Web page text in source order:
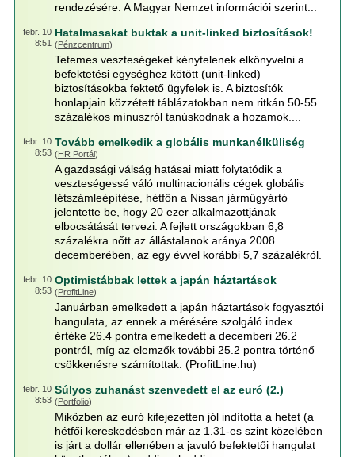
rendezésére. A Magyar Nemzet információi szerint...
febr. 10
8:51
Hatalmasakat buktak a unit-linked biztosítások!
(Pénzcentrum)
Tetemes veszteségeket kénytelenek elkönyvelni a
befektetési egységhez kötött (unit-linked)
biztosításokba fektető ügyfelek is. A biztosítók
honlapjain közzétett táblázatokban nem ritkán 50-55
százalékos mínuszról tanúskodnak a hozamok....
febr. 10
8:53
Tovább emelkedik a globális munkanélküliség
(HR Portál)
A gazdasági válság hatásai miatt folytatódik a
veszteségessé váló multinacionális cégek globális
létszámleépítése, hétfőn a Nissan járműgyártó
jelentette be, hogy 20 ezer alkalmazottjának
elbocsátását tervezi. A fejlett országokban 6,8
százalékra nőtt az állástalanok aránya 2008
decemberében, az egy évvel korábbi 5,7 százalékról.
febr. 10
8:53
Optimistábbak lettek a japán háztartások
(ProfitLine)
Januárban emelkedett a japán háztartások fogyasztói
hangulata, az ennek a mérésére szolgáló index
értéke 26.4 pontra emelkedett a decemberi 26.2
pontról, míg az elemzők további 25.2 pontra történő
csökkenésre számítottak. (ProfitLine.hu)
febr. 10
8:53
Súlyos zuhanást szenvedett el az euró (2.)
(Portfolio)
Miközben az euró kifejezetten jól indította a hetet (a
hétfői kereskedésben már az 1.31-es szint közelében
is járt a dollár ellenében a javuló befektetői hangulat